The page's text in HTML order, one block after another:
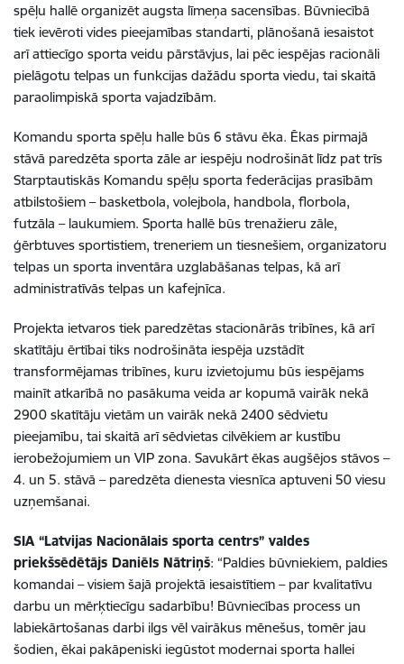
spēļu hallē organizēt augsta līmeņa sacensības. Būvniecībā
tiek ievēroti vides pieejamības standarti, plānošanā iesaistot
arī attiecīgo sporta veidu pārstāvjus, lai pēc iespējas racionāli
pielāgotu telpas un funkcijas dažādu sporta viedu, tai skaitā
paraolimpiskā sporta vajadzībām.
Komandu sporta spēļu halle būs 6 stāvu ēka. Ēkas pirmajā
stāvā paredzēta sporta zāle ar iespēju nodrošināt līdz pat trīs
Starptautiskās Komandu spēļu sporta federācijas prasībām
atbilstošiem – basketbola, volejbola, handbola, florbola,
futzāla – laukumiem. Sporta hallē būs trenažieru zāle,
ģērbtuves sportistiem, treneriem un tiesnešiem, organizatoru
telpas un sporta inventāra uzglabāšanas telpas, kā arī
administratīvās telpas un kafejnīca.
Projekta ietvaros tiek paredzētas stacionārās tribīnes, kā arī
skatītāju ērtībai tiks nodrošināta iespēja uzstādīt
transformējamas tribīnes, kuru izvietojumu būs iespējams
mainīt atkarībā no pasākuma veida ar kopumā vairāk nekā
2900 skatītāju vietām un vairāk nekā 2400 sēdvietu
pieejamību, tai skaitā arī sēdvietas cilvēkiem ar kustību
ierobežojumiem un VIP zona. Savukārt ēkas augšējos stāvos –
4. un 5. stāvā – paredzēta dienesta viesnīca aptuveni 50 viesu
uzņemšanai.
SIA “Latvijas Nacionālais sporta centrs” valdes
priekšsēdētājs Daniēls Nātriņš: “Paldies būvniekiem, paldies
komandai – visiem šajā projektā iesaistītiem – par kvalitatīvu
darbu un mērķtiecīgu sadarbību! Būvniecības process un
labiekārtošanas darbi ilgs vēl vairākus mēnešus, tomēr jau
šodien, ēkai pakāpeniski iegūstot modernai sporta hallei